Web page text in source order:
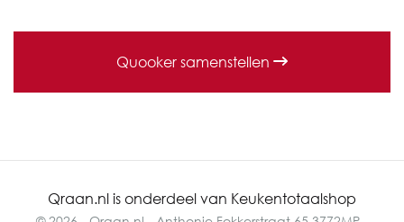
Quooker samenstellen
Qraan.nl is onderdeel van Keukentotaalshop